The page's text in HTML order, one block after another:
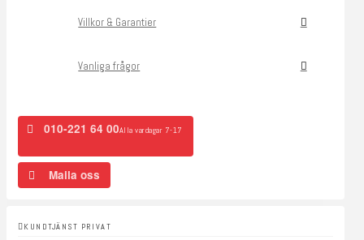
Villkor & Garantier
Vanliga frågor
010-221 64 00Alla vardagar 7-17
Maila oss
KUNDTJÄNST PRIVAT